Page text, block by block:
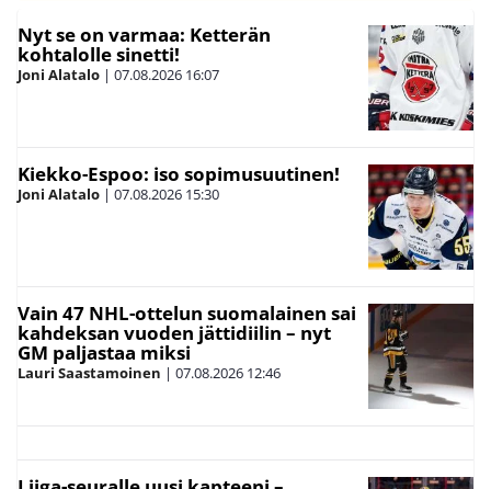
Nyt se on varmaa: Ketterän
kohtalolle sinetti!
Joni Alatalo | 07.08.2026 16:07
Kiekko-Espoo: iso sopimusuutinen!
Joni Alatalo | 07.08.2026 15:30
Vain 47 NHL-ottelun suomalainen sai
kahdeksan vuoden jättidiilin – nyt
GM paljastaa miksi
Lauri Saastamoinen | 07.08.2026 12:46